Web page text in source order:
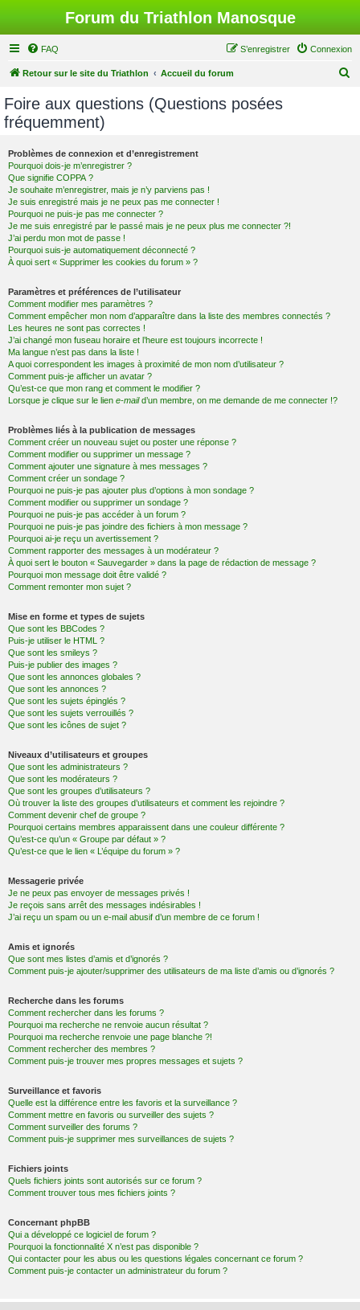
Forum du Triathlon Manosque
FAQ Connexion
S’enregistrer
Retour sur le site du Triathlon Accueil du forum
Foire aux questions (Questions posées
fréquemment)
Problèmes de connexion et d’enregistrement
Pourquoi dois-je m’enregistrer ?
Que signifie COPPA ?
Je souhaite m’enregistrer, mais je n’y parviens pas !
Je suis enregistré mais je ne peux pas me connecter !
Pourquoi ne puis-je pas me connecter ?
Je me suis enregistré par le passé mais je ne peux plus me connecter ?!
J’ai perdu mon mot de passe !
Pourquoi suis-je automatiquement déconnecté ?
À quoi sert « Supprimer les cookies du forum » ?
Paramètres et préférences de l’utilisateur
Comment modifier mes paramètres ?
Comment empêcher mon nom d’apparaître dans la liste des membres connectés ?
Les heures ne sont pas correctes !
J’ai changé mon fuseau horaire et l’heure est toujours incorrecte !
Ma langue n’est pas dans la liste !
A quoi correspondent les images à proximité de mon nom d’utilisateur ?
Comment puis-je afficher un avatar ?
Qu’est-ce que mon rang et comment le modifier ?
Lorsque je clique sur le lien e-maild’un membre, on me demande de me connecter !?
Problèmes liés à la publication de messages
Comment créer un nouveau sujet ou poster une réponse ?
Comment modifier ou supprimer un message ?
Comment ajouter une signature à mes messages ?
Comment créer un sondage ?
Pourquoi ne puis-je pas ajouter plus d’options à mon sondage ?
Comment modifier ou supprimer un sondage ?
Pourquoi ne puis-je pas accéder à un forum ?
Pourquoi ne puis-je pas joindre des fichiers à mon message ?
Pourquoi ai-je reçu un avertissement ?
Comment rapporter des messages à un modérateur ?
À quoi sert le bouton « Sauvegarder » dans la page de rédaction de message ?
Pourquoi mon message doit être validé ?
Comment remonter mon sujet ?
Mise en forme et types de sujets
Que sont les BBCodes ?
Puis-je utiliser le HTML ?
Que sont les smileys ?
Puis-je publier des images ?
Que sont les annonces globales ?
Que sont les annonces ?
Que sont les sujets épinglés ?
Que sont les sujets verrouillés ?
Que sont les icônes de sujet ?
Niveaux d’utilisateurs et groupes
Que sont les administrateurs ?
Que sont les modérateurs ?
Que sont les groupes d’utilisateurs ?
Où trouver la liste des groupes d’utilisateurs et comment les rejoindre ?
Comment devenir chef de groupe ?
Pourquoi certains membres apparaissent dans une couleur différente ?
Qu’est-ce qu’un « Groupe par défaut » ?
Qu’est-ce que le lien « L’équipe du forum » ?
Messagerie privée
Je ne peux pas envoyer de messages privés !
Je reçois sans arrêt des messages indésirables !
J’ai reçu un spam ou un e-mail abusif d’un membre de ce forum !
Amis et ignorés
Que sont mes listes d’amis et d’ignorés ?
Comment puis-je ajouter/supprimer des utilisateurs de ma liste d’amis ou d’ignorés ?
Recherche dans les forums
Comment rechercher dans les forums ?
Pourquoi ma recherche ne renvoie aucun résultat ?
Pourquoi ma recherche renvoie une page blanche ?!
Comment rechercher des membres ?
Comment puis-je trouver mes propres messages et sujets ?
Surveillance et favoris
Quelle est la différence entre les favoris et la surveillance ?
Comment mettre en favoris ou surveiller des sujets ?
Comment surveiller des forums ?
Comment puis-je supprimer mes surveillances de sujets ?
Fichiers joints
Quels fichiers joints sont autorisés sur ce forum ?
Comment trouver tous mes fichiers joints ?
Concernant phpBB
Qui a développé ce logiciel de forum ?
Pourquoi la fonctionnalité X n’est pas disponible ?
Qui contacter pour les abus ou les questions légales concernant ce forum ?
Comment puis-je contacter un administrateur du forum ?